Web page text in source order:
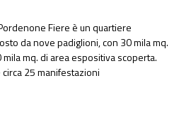
Fiere è un quartiere
da nove padiglioni, con 30 mila mq.
mq. di area espositiva scoperta.
25 manifestazioni